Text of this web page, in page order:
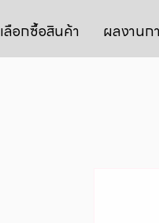
เลือกซื้อสินค้า ผลงานก